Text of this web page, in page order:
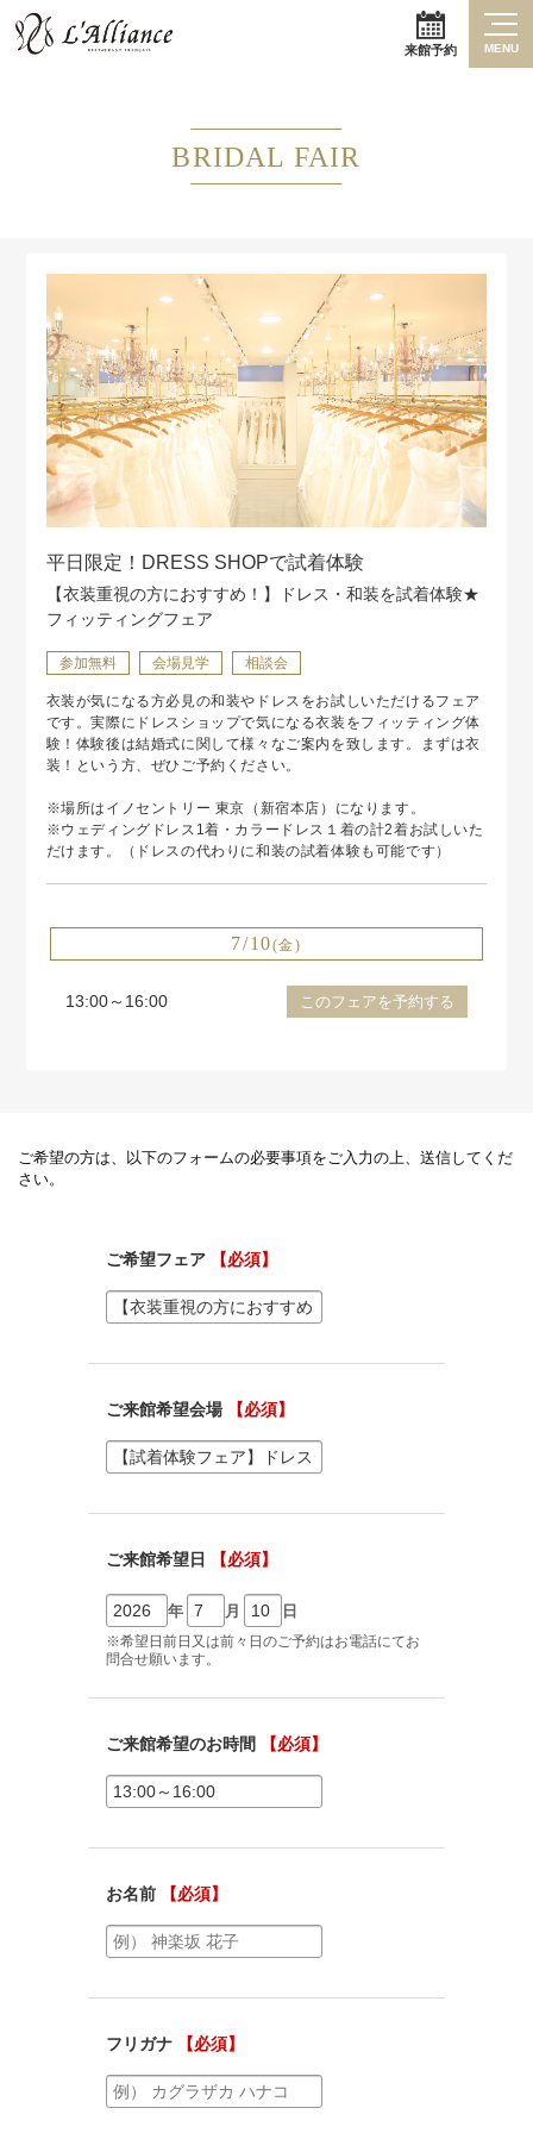
来館予約 MENU
BRIDAL FAIR
平日限定！DRESS SHOPで試着体験
【衣装重視の方におすすめ！】ドレス・和装を試着体験★
フィッティングフェア
参加無料 会場見学 相談会
衣装が気になる方必見の和装やドレスをお試しいただけるフェア
です。実際にドレスショップで気になる衣装をフィッティング体
験！体験後は結婚式に関して様々なご案内を致します。まずは衣
装！という方、ぜひご予約ください。
※場所はイノセントリー 東京（新宿本店）になります。
※ウェディングドレス1着・カラードレス１着の計2着お試しいた
だけます。（ドレスの代わりに和装の試着体験も可能です）
7/10(金)
13:00～16:00 このフェアを予約する